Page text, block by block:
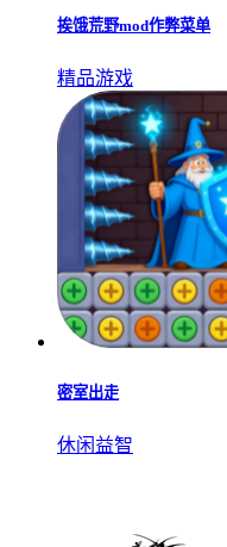
挨饿荒野mod作弊菜单
精品游戏
密室出走
休闲益智